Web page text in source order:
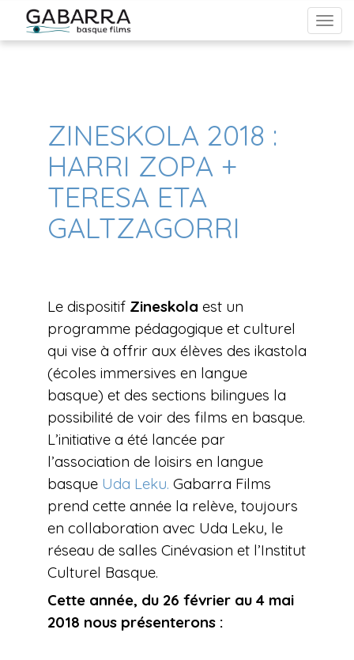
From Reels to Roulette: Unveiling the Dynamic Bond Between
Cinema, Gambling, and Pop Culture in Australia
ZINESKOLA 2018 :
HARRI ZOPA +
TERESA ETA
GALTZAGORRI
Le dispositif Zineskola est un
programme pédagogique et culturel
qui vise à offrir aux élèves des ikastola
(écoles immersives en langue
basque) et des sections bilingues la
possibilité de voir des films en basque.
L’initiative a été lancée par
l’association de loisirs en langue
basque Uda Leku. Gabarra Films
prend cette année la relève, toujours
en collaboration avec Uda Leku, le
réseau de salles Cinévasion et l’Institut
Culturel Basque.
Cette année, du 26 février au 4 mai
2018 nous présenterons :